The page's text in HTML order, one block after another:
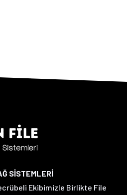
SİSTEMLERİ
Ekibimizle Birlikte File